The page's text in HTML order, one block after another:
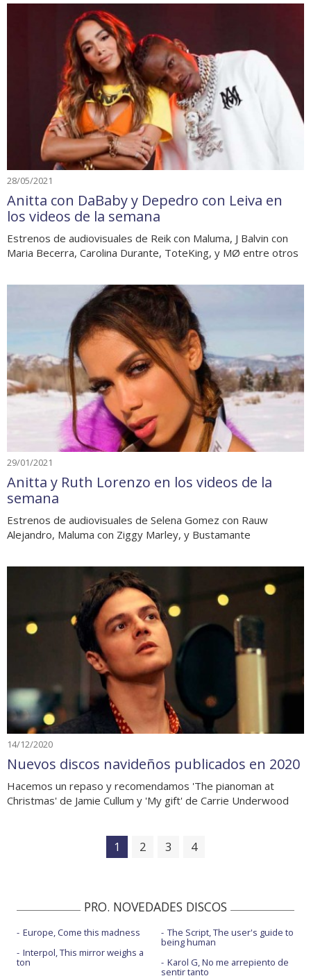
28/05/2021
Anitta con DaBaby y Depedro con Leiva en
los videos de la semana
Estrenos de audiovisuales de Reik con Maluma, J Balvin con
Maria Becerra, Carolina Durante, ToteKing, y MØ entre otros
29/01/2021
Anitta y Ruth Lorenzo en los videos de la
semana
Estrenos de audiovisuales de Selena Gomez con Rauw
Alejandro, Maluma con Ziggy Marley, y Bustamante
14/12/2020
Nuevos discos navideños publicados en 2020
Hacemos un repaso y recomendamos 'The pianoman at
Christmas' de Jamie Cullum y 'My gift' de Carrie Underwood
1 2 3 4
PRO. NOVEDADES DISCOS
Europe, Come this madness
Interpol, This mirror weighs a
ton
The Script, The user's guide to
being human
Karol G, No me arrepiento de
sentir tanto